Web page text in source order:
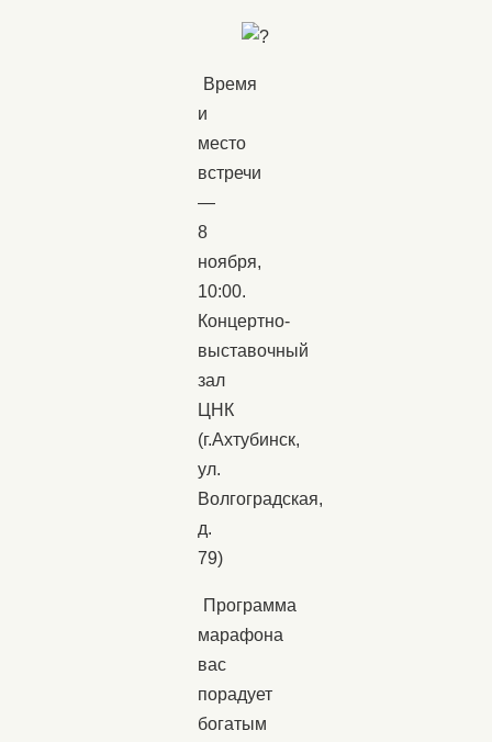
Время
и
место
встречи
—
8
ноября,
10:00.
Концертно-
выставочный
зал
ЦНК
(г.Ахтубинск,
ул.
Волгоградская,
д.
79)
Программа
марафона
вас
порадует
богатым